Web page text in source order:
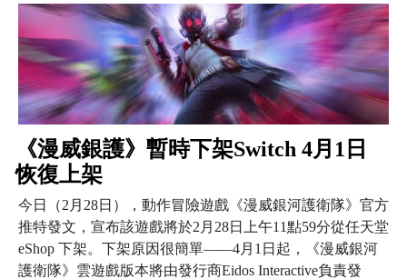
《漫威銀護》暫時下架Switch 4月1日
恢復上架
今日（2月28日），動作冒險遊戲《漫威銀河護衛隊》官方
推特發文，宣布該遊戲將於2月28日上午11點59分從任天堂
eShop 下架。下架原因很簡單——4月1日起，《漫威銀河
護衛隊》雲遊戲版本將由發行商Eidos Interactive負責發